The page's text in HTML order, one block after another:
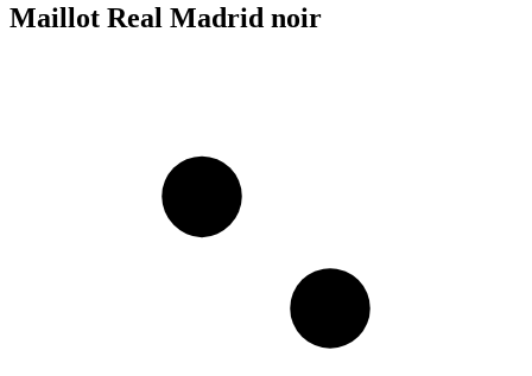
Maillot Real Madrid noir